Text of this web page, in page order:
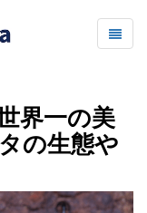
界一の美
の生態や